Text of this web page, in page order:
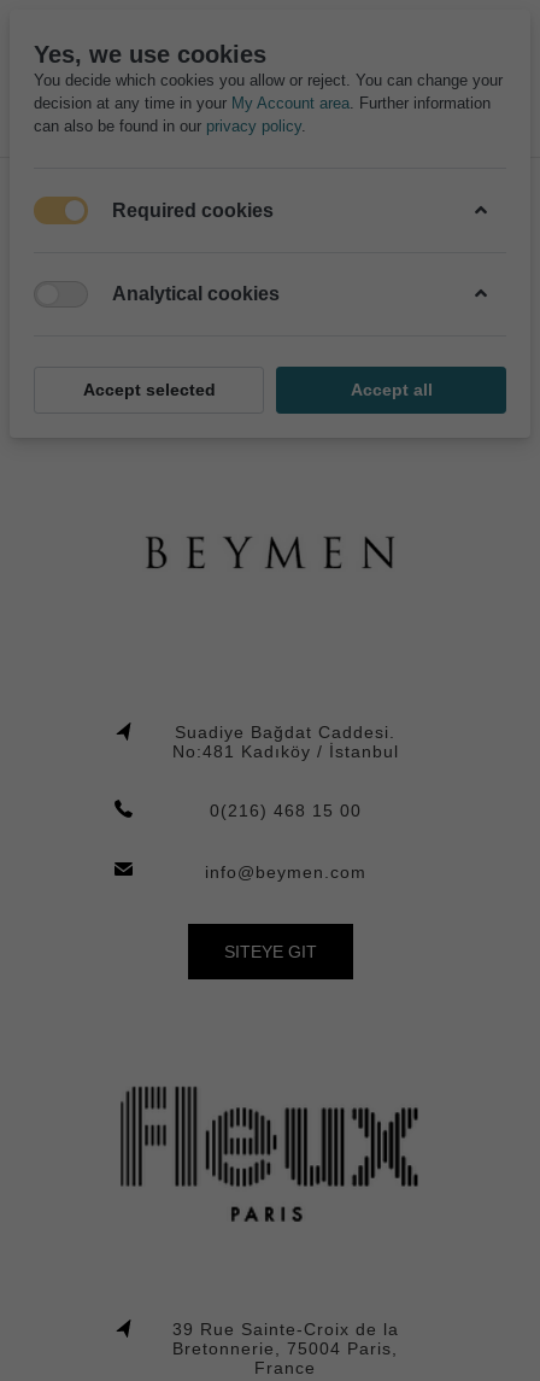
satış noktalarımız
Suadiye Bağdat Caddesi.
No:481 Kadıköy / İstanbul
0(216) 468 15 00
info@beymen.com
SITEYE GIT
39 Rue Sainte-Croix de la
Bretonnerie, 75004 Paris,
France
Yes, we use cookies
You decide which cookies you allow or reject. You can change your
decision at any time in your My Account area. Further information
can also be found in our privacy policy.
Required cookies
Analytical cookies
Accept selected Accept all